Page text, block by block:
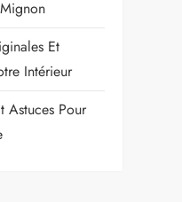
Et
Intérieur
Astuces Pour